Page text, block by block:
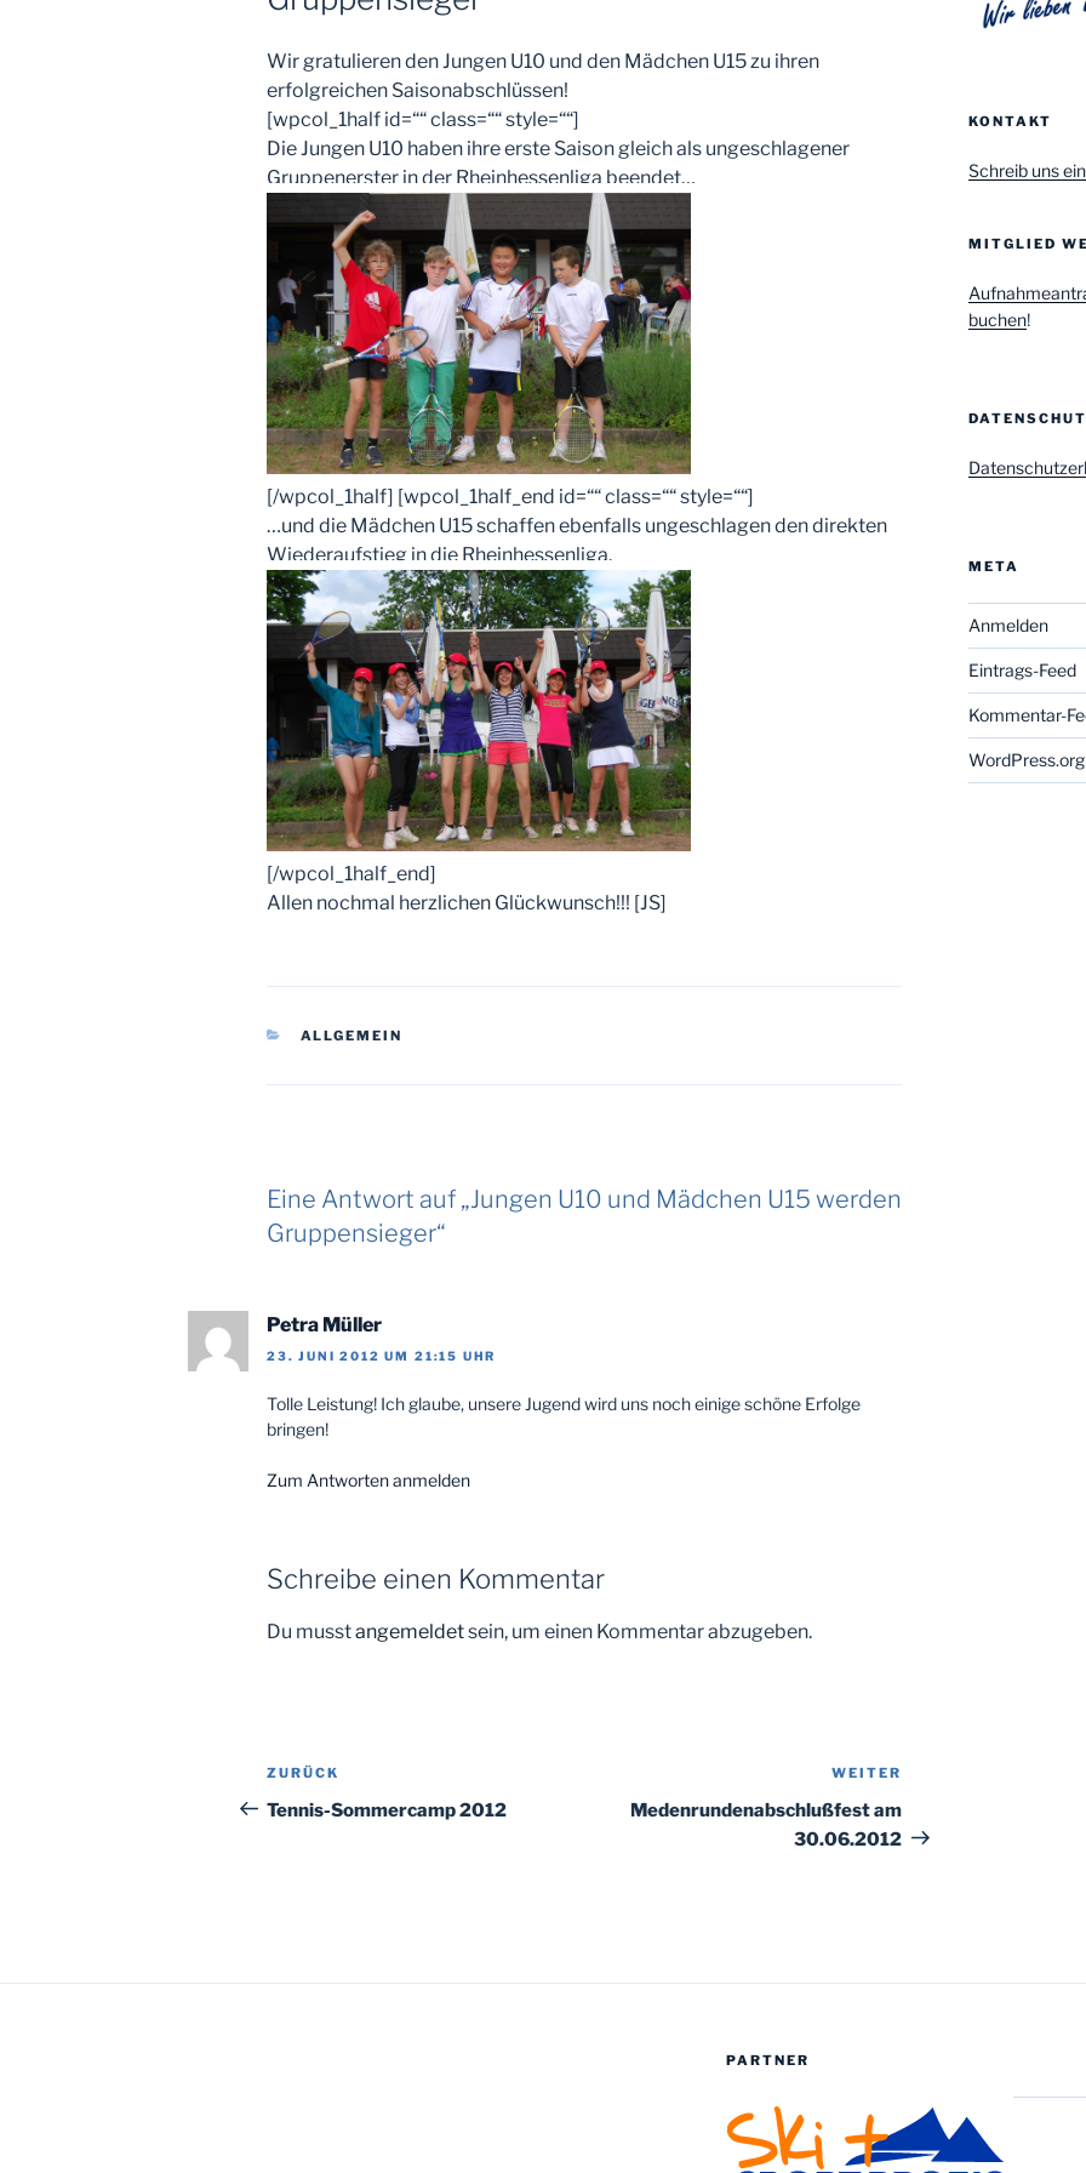
Wir gratulieren den Jungen U10 und den Mädchen U15 zu ihren
erfolgreichen Saisonabschlüssen!
[wpcol_1half id=““ class=““ style=““]
Die Jungen U10 haben ihre erste Saison gleich als ungeschlagener
Gruppenerster in der Rheinhessenliga beendet…
[/wpcol_1half] [wpcol_1half_end id=““ class=““ style=““]
…und die Mädchen U15 schaffen ebenfalls ungeschlagen den direkten
Wiederaufstieg in die Rheinhessenliga.
[/wpcol_1half_end]
Allen nochmal herzlichen Glückwunsch!!! [JS]
KATEGORIEN
ALLGEMEIN
Eine Antwort auf „Jungen U10 und Mädchen U15 werden
Gruppensieger“
Petra Müller
23. JUNI 2012 UM 21:15 UHR
Tolle Leistung! Ich glaube, unsere Jugend wird uns noch einige schöne Erfolge
bringen!
Zum Antworten anmelden
Schreibe einen Kommentar
Du musstangemeldetsein, um einen Kommentar abzugeben.
Beitragsnavigation
Vorheriger
Beitrag
ZURÜCK
Tennis-Sommercamp 2012
Beitrag
WEITER
Medenrundenabschlußfest am
30.06.2012
KONTAKT
Schreib uns
MITGLIED
buchen!
META
Anmelden
Eintrags-Feed
Kommentar-
WordPress.org
PARTNER